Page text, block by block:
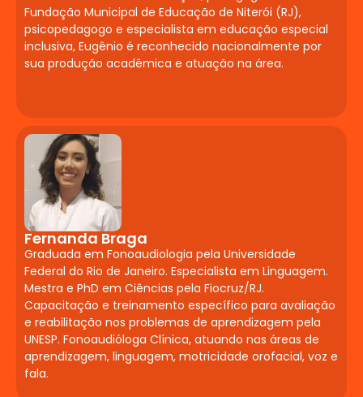
Planejamento e
Avaliação Inclusiva
Aprendizagem (DUA). Planejamento de
aulas acessíveis. Avaliação formativa,
diagnóstica e adaptada. Instrumentos de
acompanhamento da aprendizagem
inclusiva. Documentos obrigatórios do
AEE.
Estágio
Supervisionado em
Neuropsicopedagogia
Institucional
Acompanhamento de casos em
Fundação Municipal de Educação de Niterói (RJ),
psicopedagogo e especialista em educação especial
inclusiva, Eugênio é reconhecido nacionalmente por
sua produção acadêmica e atuação na área.
Fernanda Braga
Graduada em Fonoaudiologia pela Universidade
Federal do Rio de Janeiro. Especialista em Linguagem.
Mestra e PhD em Ciências pela Fiocruz/RJ.
Capacitação e treinamento específico para avaliação
e reabilitação nos problemas de aprendizagem pela
UNESP. Fonoaudióloga Clínica, atuando nas áreas de
aprendizagem, linguagem, motricidade orofacial, voz e
fala.